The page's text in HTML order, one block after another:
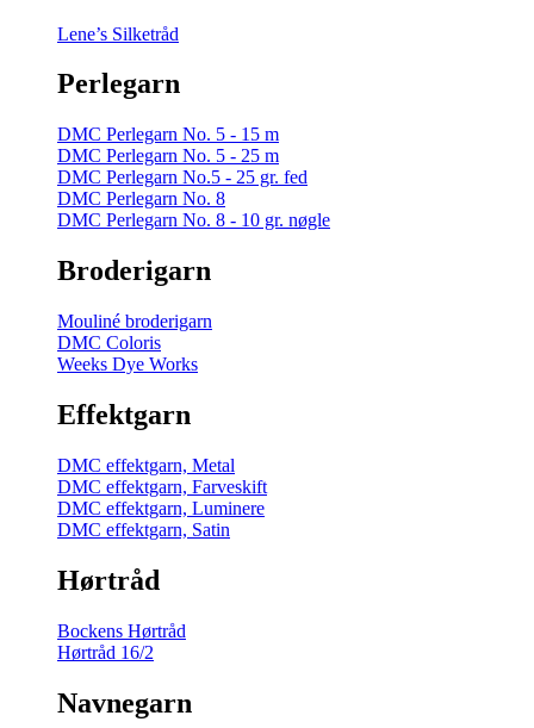
Lene’s Silketråd
Perlegarn
DMC Perlegarn No. 5 - 15 m
DMC Perlegarn No. 5 - 25 m
DMC Perlegarn No.5 - 25 gr. fed
DMC Perlegarn No. 8
DMC Perlegarn No. 8 - 10 gr. nøgle
Broderigarn
Mouliné broderigarn
DMC Coloris
Weeks Dye Works
Effektgarn
DMC effektgarn, Metal
DMC effektgarn, Farveskift
DMC effektgarn, Luminere
DMC effektgarn, Satin
Hørtråd
Bockens Hørtråd
Hørtråd 16/2
Navnegarn